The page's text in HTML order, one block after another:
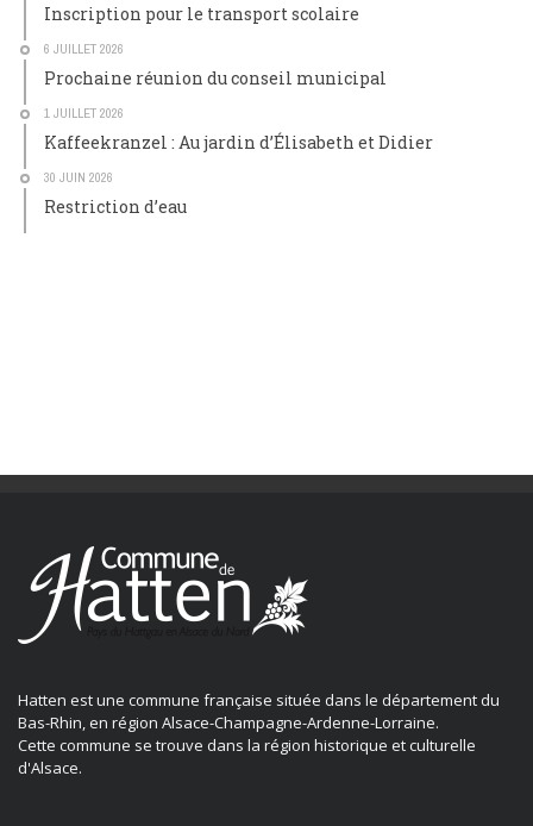
Inscription pour le transport scolaire
6 JUILLET 2026
Prochaine réunion du conseil municipal
1 JUILLET 2026
Kaffeekranzel : Au jardin d’Élisabeth et Didier
30 JUIN 2026
Restriction d’eau
Hatten est une commune française située dans le département du
Bas-Rhin, en région Alsace-Champagne-Ardenne-Lorraine.
Cette commune se trouve dans la région historique et culturelle
d'Alsace.